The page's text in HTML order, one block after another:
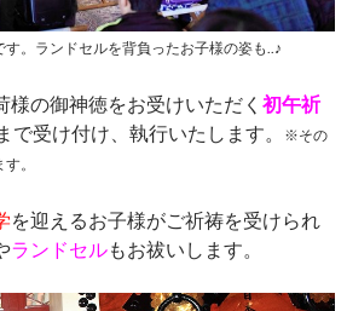
。ランドセルを背負ったお子様の姿も..♪
様の御神徳をお受けいただく 初午祈
で受け付け、執行いたします。
※その
。
を迎えるお子様がご祈祷を受けられ
ランドセルもお祓いします。